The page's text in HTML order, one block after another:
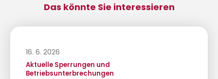
Das könnte Sie interessieren
16. 6. 2026
Aktuelle Sperrungen und
Betriebsunterbrechungen